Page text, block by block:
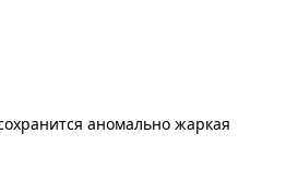
аномально жаркая